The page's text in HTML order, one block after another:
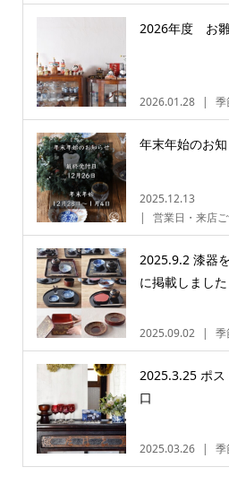
2026年度 お
2026.01.28 季
年末年始のお
2025.12.13
営業日・来店
2025.9.2 漆器
に掲載しました
2025.09.02 季
2025.3.25 ポス
口
2025.03.26 季